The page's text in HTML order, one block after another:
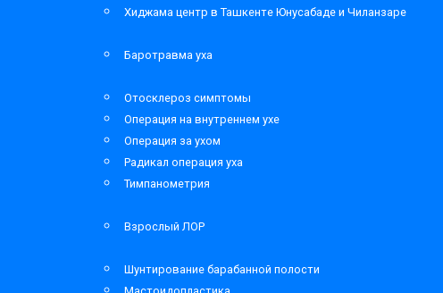
Хиджама центр в Ташкенте Юнусабаде и Чиланзаре
Баротравма уха
Отосклероз симптомы
Операция на внутреннем ухе
Операция за ухом
Радикал операция уха
Тимпанометрия
Взрослый ЛОР
Шунтирование барабанной полости